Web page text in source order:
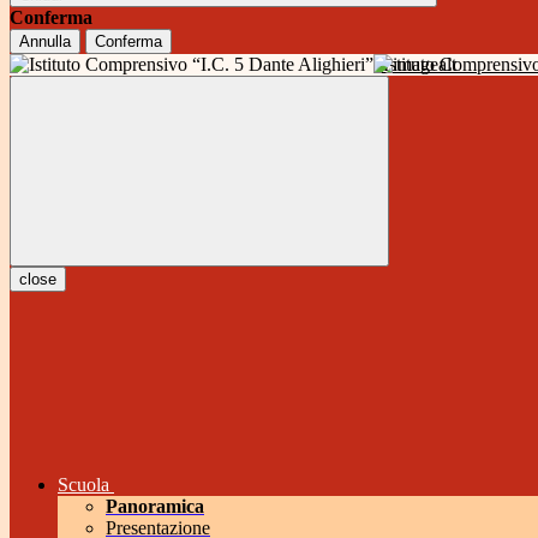
Conferma
Annulla Conferma
Istituto
close
Scuola
Panoramica
Presentazione